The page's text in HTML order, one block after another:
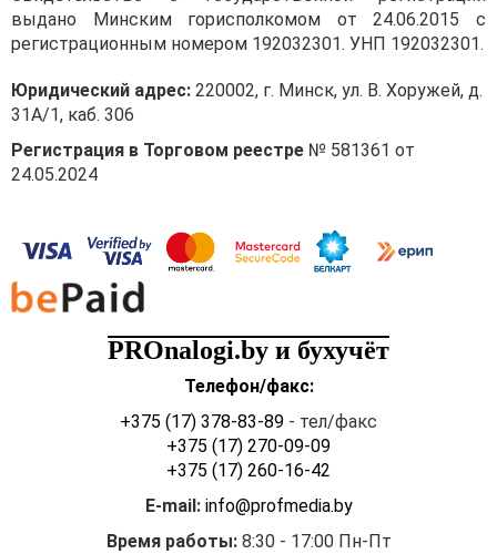
выдано Минским горисполкомом от 24.06.2015 с
регистрационным номером 192032301. УНП 192032301.
Юридический адрес: 220002, г. Минск, ул. В. Хоружей, д.
31А/1, каб. 306
Регистрация в Торговом реестре № 581361 от
24.05.2024
PROnalogi.by и бухучёт
Телефон/факс:
+375 (17) 378-83-89 - тел/факс
+375 (17) 270-09-09
+375 (17) 260-16-42
E-mail: info@profmedia.by
Время работы:8:30 - 17:00 Пн-Пт